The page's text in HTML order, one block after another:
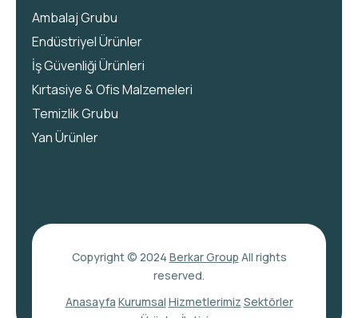
Ambalaj Grubu
Endüstriyel Ürünler
İş Güvenliği Ürünleri
Kırtasiye & Ofis Malzemeleri
Temizlik Grubu
Yan Ürünler
Copyright © 2024 Berkar Group All rights
reserved.
Anasayfa Kurumsal Hizmetlerimiz Sektörler